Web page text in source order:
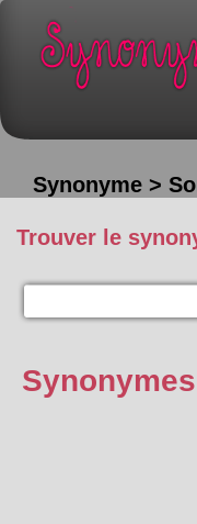
Synonyme >
Trouver le